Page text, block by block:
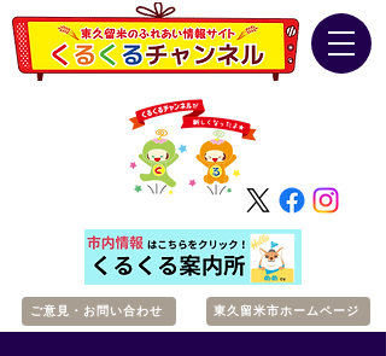
ご意見・お問い合わせ 東久留米市ホームページ